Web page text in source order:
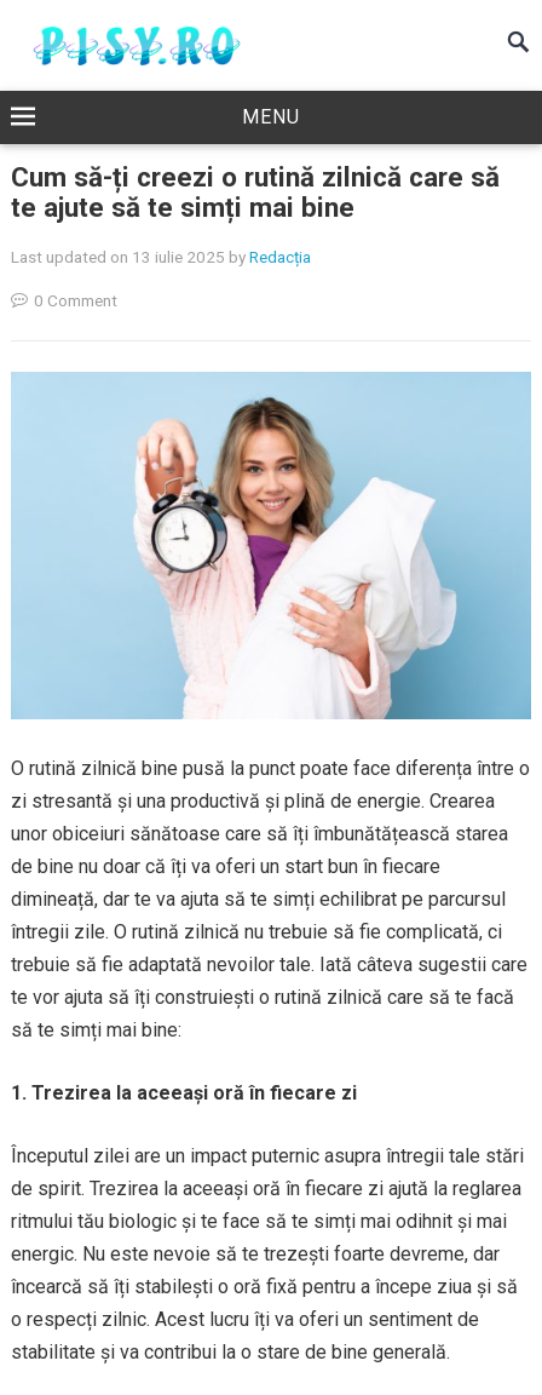
MENU
Cum să-ți creezi o rutină zilnică care să
te ajute să te simți mai bine
Last updated on 13 iulie 2025 byRedacția
0 Comment
O rutină zilnică bine pusă la punct poate face diferența între o
zi stresantă și una productivă și plină de energie. Crearea
unor obiceiuri sănătoase care să îți îmbunătățească starea
de bine nu doar că îți va oferi un start bun în fiecare
dimineață, dar te va ajuta să te simți echilibrat pe parcursul
întregii zile. O rutină zilnică nu trebuie să fie complicată, ci
trebuie să fie adaptată nevoilor tale. Iată câteva sugestii care
te vor ajuta să îți construiești o rutină zilnică care să te facă
să te simți mai bine:
1. Trezirea la aceeași oră în fiecare zi
Începutul zilei are un impact puternic asupra întregii tale stări
de spirit. Trezirea la aceeași oră în fiecare zi ajută la reglarea
ritmului tău biologic și te face să te simți mai odihnit și mai
energic. Nu este nevoie să te trezești foarte devreme, dar
încearcă să îți stabilești o oră fixă pentru a începe ziua și să
o respecți zilnic. Acest lucru îți va oferi un sentiment de
stabilitate și va contribui la o stare de bine generală.